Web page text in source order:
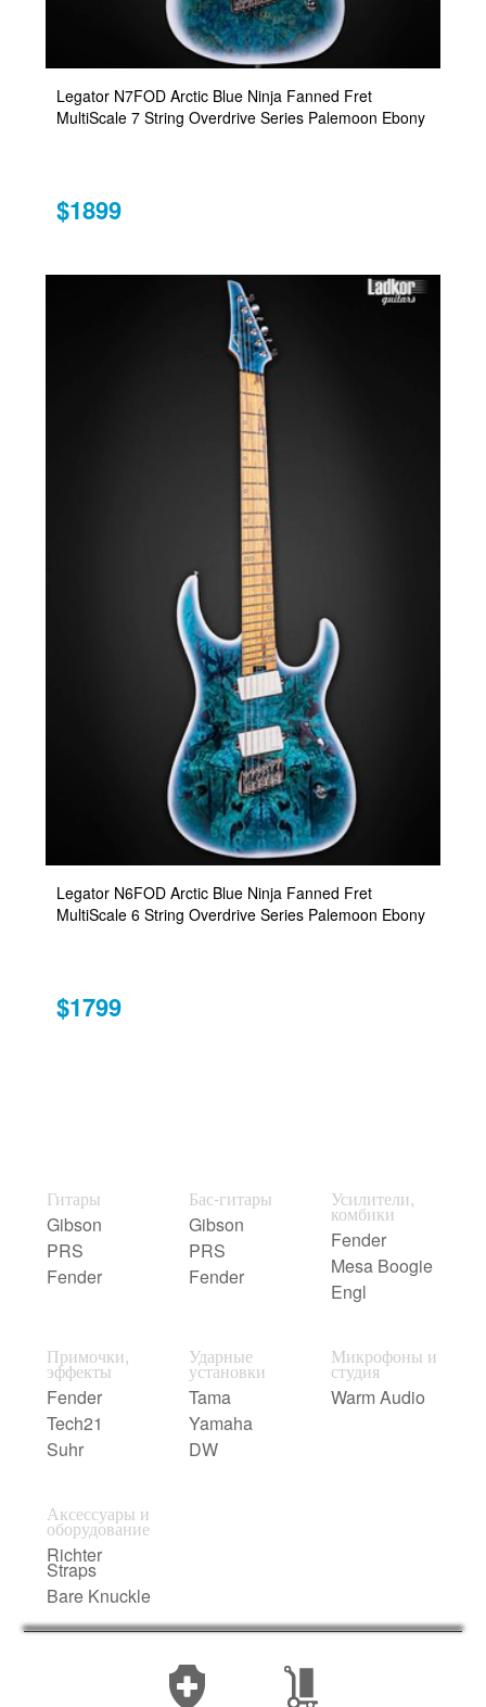
Legator N7FOD Arctic Blue Ninja Fanned Fret
MultiScale 7 String Overdrive Series Palemoon Ebony
$1899
Legator N6FOD Arctic Blue Ninja Fanned Fret
MultiScale 6 String Overdrive Series Palemoon Ebony
$1799
Гитары
Gibson
PRS
Fender
Бас-гитары
Gibson
PRS
Fender
Усилители,
комбики
Fender
Mesa Boogie
Engl
Примочки,
эффекты
Fender
Tech21
Suhr
Ударные
установки
Tama
Yamaha
DW
Микрофоны и
студия
Warm Audio
Аксессуары и
оборудование
Richter
Straps
Bare Knuckle